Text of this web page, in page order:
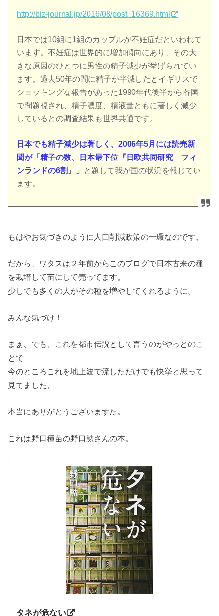
http://biz-journal.jp/2016/08/post_16369.html
日本では10組に1組のカップルが不妊症だといわれて
います。不妊症は世界的に増加傾向にあり、その大
きな原因のひとつに男性の精子減少が挙げられてい
ます。過去50年の間に精子が半減したとイギリスで
ショッキングな報告があった1990年代後半から各国
で問題視され、精子濃度、精液量ともに著しく減少
しているとの調査結果も世界共通です。
日本でも精子減少は著しく、2006年5月には読売新
聞が「精子の数、日本最下位『日欧共同研究 フィ
ンランドの6割』」
と題して我が国の状況を報じてい
ます。
もはやお気づきのように人口削減政策の一環なのです。
だから、ワタスは２年前からこのブログで日本古来の種
を栽培して苗にして売ってます。
少しでも多くの人がその種を増やしてくれるように。
みんな気づけ！
まぁ、でも、これを都市伝説として言うのがやっとのこ
とで
今のところこれを地上波で流しただけでも快挙と思って
見てました。
本当にありがとうございますた。
これは野口種苗の野口勲さんの本。
タネが危ない